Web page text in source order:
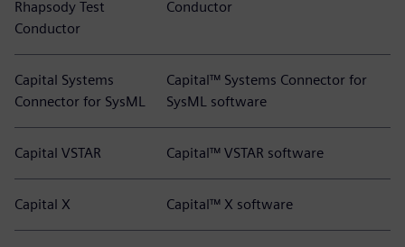
Rhapsody Test
Conductor
Conductor
Capital Systems
Connector for SysML
Capital™ Systems Connector for
SysML software
Capital VSTAR Capital™ VSTAR software
Capital X Capital™ X software